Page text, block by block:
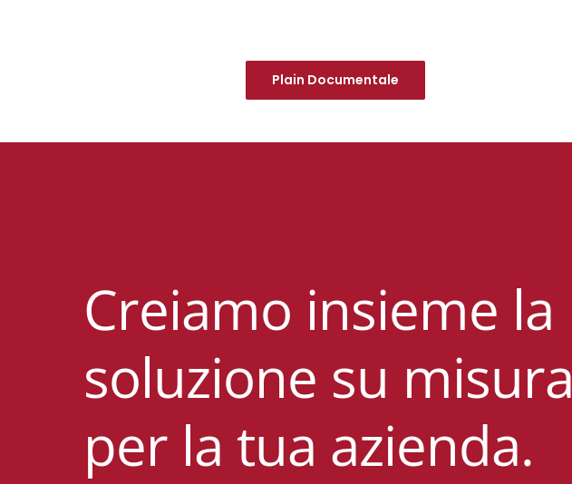
Plain Documentale
Creiamo insieme la
soluzione su misura
per la tua azienda.